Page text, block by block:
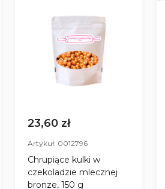
23,60 zł
Artykuł: 0012796
Chrupiące kulki w
czekoladzie mlecznej
bronze, 150 g